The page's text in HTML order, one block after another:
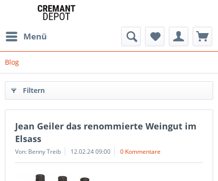
Menü
Blog
Filtern
Jean Geiler das renommierte Weingut im
Elsass
Von: Benny Treib 12.02.24 09:00 0 Kommentare